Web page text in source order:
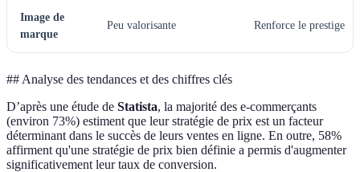
Image de
marque
Peu valorisante Renforce le prestige
## Analyse des tendances et des chiffres clés
D’après une étude de Statista, la majorité des e-commerçants
(environ 73%) estiment que leur stratégie de prix est un facteur
déterminant dans le succès de leurs ventes en ligne. En outre, 58%
affirment qu'une stratégie de prix bien définie a permis d'augmenter
significativement leur taux de conversion.